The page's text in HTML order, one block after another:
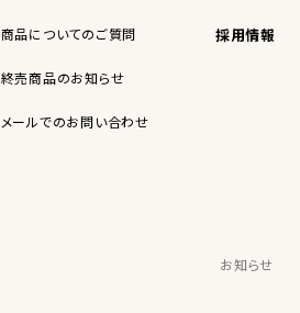
商品についてのご質問
終売商品のお知らせ
メールでのお問い合わせ
採用情報
お知らせ